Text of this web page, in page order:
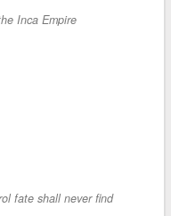
Inca Empire
fate shall never find